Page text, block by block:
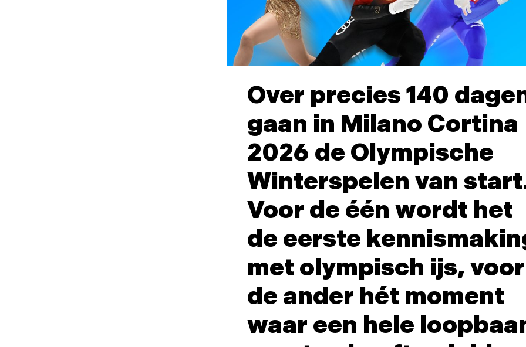
Over precies 140
gaan in Milano Cortina
2026 de Olympische
Winterspelen van
Voor de één wordt het
de eerste
met olympisch ijs, voor
de ander hét moment
waar een hele